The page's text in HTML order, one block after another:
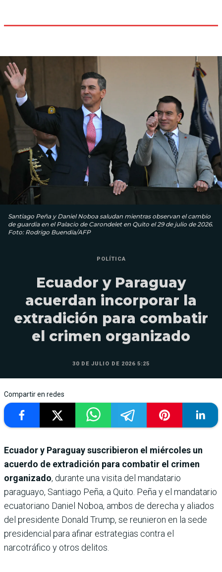
Santiago Peña y Daniel Noboa saludan mientras observan el cambio
de guardia en el Palacio de Carondelet en Quito el 29 de julio de 2026.
Foto: Rodrigo Buendía/AFP
POLÍTICA
Ecuador y Paraguay
acuerdan incorporar la
extradición para combatir
el crimen organizado
30 DE JULIO DE 2026 5:25
Compartir en redes
Ecuador y Paraguay suscribieron el miércoles un
acuerdo de extradición para combatir el crimen
organizado, durante una visita del mandatario
paraguayo, Santiago Peña, a Quito. Peña y el mandatario
ecuatoriano Daniel Noboa, ambos de derecha y aliados
del presidente Donald Trump, se reunieron en la sede
presidencial para afinar estrategias contra el
narcotráfico y otros delitos.